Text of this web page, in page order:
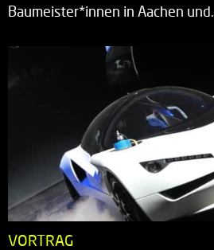
Baumeister*innen in Aachen
VORTRAG